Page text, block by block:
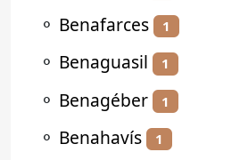
⚬ Benafarces 1
⚬ Benaguasil 1
⚬ Benagéber 1
⚬ Benahavís 1